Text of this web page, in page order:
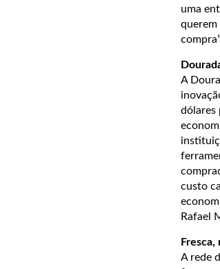
uma
querem
A
dólares
custo
Rafael
Fresca,
A rede